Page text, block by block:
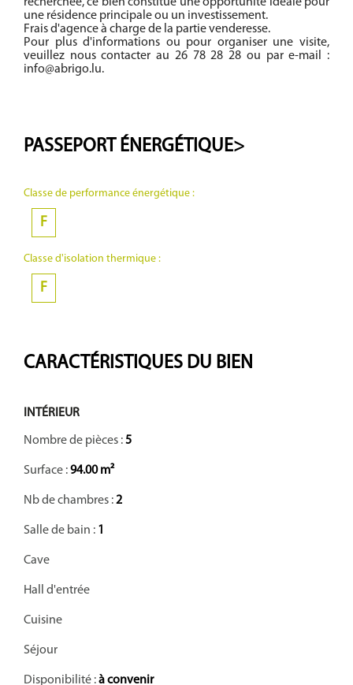
une résidence principale ou un investissement.
Frais d'agence à charge de la partie venderesse.
Pour plus d'informations ou pour organiser une visite,
veuillez nous contacter au 26 78 28 28 ou par e-mail :
info@abrigo.lu.
PASSEPORT ÉNERGÉTIQUE>
Classe de performance énergétique :
F
Classe d'isolation thermique :
F
CARACTÉRISTIQUES DU BIEN
INTÉRIEUR
Nombre de pièces :5
Surface :94.00 m²
Nb de chambres :2
Salle de bain : 1
Cave
Hall d'entrée
Cuisine
Séjour
Disponibilité :à convenir